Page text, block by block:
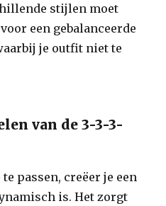
stijlen moet
een gebalanceerde
je outfit niet te
van de 3-3-3-
passen, creëer je een
is. Het zorgt